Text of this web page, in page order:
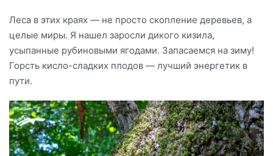
Леса в этих краях — не просто скопление деревьев, а
целые миры. Я нашел заросли дикого кизила,
усыпанные рубиновыми ягодами. Запасаемся на зиму!
Горсть кисло-сладких плодов — лучший энергетик в
пути.